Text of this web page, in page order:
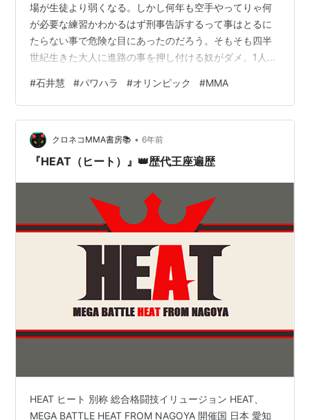
場が生徒より弱くなる。しかし何年も空手やってりゃ何
が必要な練習かわかるはず刑事告訴するって事はとるに
たらない事で危険な目にあったのだろう。そもそも四半
世紀生きた大人に進路の事を押し付ける奴がダメ。1人の
(@SatoshiIshii) March 31, 2021 その人の人生の責任をと
れるわけではないのに進路やその人のやりたい事に口を
だし強要するのはいかがなものか。本当に選手やその人
の事を思うならその人のやりたい事がどうであれ助けて
サポートしてやるのが先生だろう。進路に異…
#石井慧 #パワハラ #オリンピック #MMA
クロネコMMA書房📚 • 6年前
『HEAT（ヒート）』👑歴代王座遍歴
HEAT ヒート 別称 総合格闘技イリュージョン HEAT、
MEGA BATTLE HEAT FROM NAGOYA 開催国 日本 愛知